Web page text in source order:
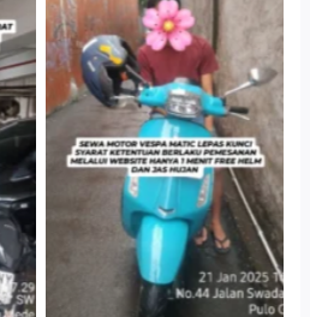
Antar Jemput Kendaraan